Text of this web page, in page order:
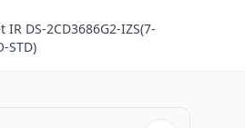
DS-2CD3686G2-IZS(7-
STD)